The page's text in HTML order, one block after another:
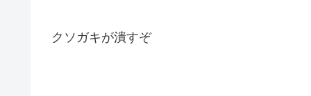
クソガキが潰すぞ